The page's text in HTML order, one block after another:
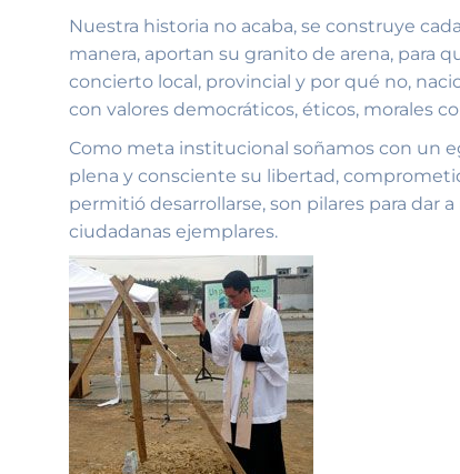
Nuestra historia no acaba, se construye
manera, aportan su granito de arena, para
concierto local, provincial y por qué no,
con valores democráticos, éticos, morales
Como meta institucional soñamos con un
plena y consciente su libertad,
permitió desarrollarse, son pilares para dar
ciudadanas ejemplares.